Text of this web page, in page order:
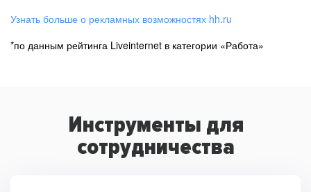
Узнать больше о рекламных возможностях hh.ru
*по данным рейтинга Liveinternet в категории «Работа»
Инструменты для
сотрудничества